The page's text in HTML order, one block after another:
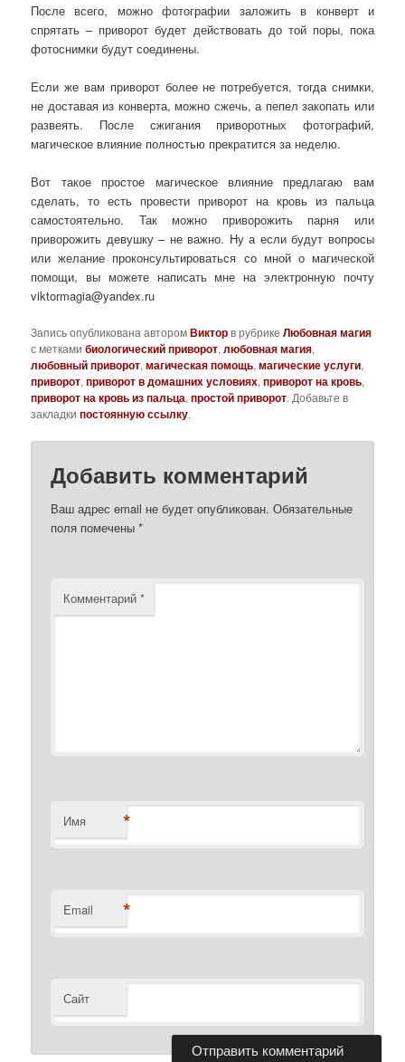
После всего, можно фотографии заложить в конверт и
спрятать – приворот будет действовать до той поры, пока
фотоснимки будут соединены.
Если же вам приворот более не потребуется, тогда снимки,
не доставая из конверта, можно сжечь, а пепел закопать или
развеять. После сжигания приворотных фотографий,
магическое влияние полностью прекратится за неделю.
Вот такое простое магическое влияние предлагаю вам
сделать, то есть провести приворот на кровь из пальца
самостоятельно. Так можно приворожить парня или
приворожить девушку – не важно. Ну а если будут вопросы
или желание проконсультироваться со мной о магической
помощи, вы можете написать мне на электронную почту
viktormagia@yandex.ru
Запись опубликована авторомВикторв рубрикеЛюбовная магия
с меткамибиологический приворот,любовная магия,
любовный приворот,магическая помощь,магические услуги,
приворот,приворот в домашних условиях,приворот на кровь,
приворот на кровь из пальца,простой приворот. Добавьте в
закладкипостоянную ссылку.
Добавить комментарий
Ваш адрес email не будет опубликован. Обязательные
поля помечены*
Комментарий*
Имя *
Email *
Сайт